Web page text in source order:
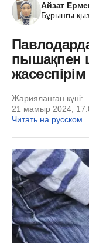
Айзат
Бұрынғы
пышақпен
Жарияланған күні:
21 мамыр 2024,
Читать на русском